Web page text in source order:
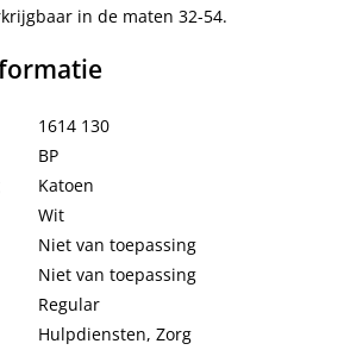
in de maten 32-54.
1614 130
BP
Katoen
Wit
Niet van toepassing
Niet van toepassing
Regular
Hulpdiensten, Zorg